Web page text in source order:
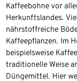
Kaffeebohne vor
Herkunftslandes.
nährstoffreiche
Kaffeepflanzen. Im
beispielsweise
traditionelle Weise
Düngemittel. Hier